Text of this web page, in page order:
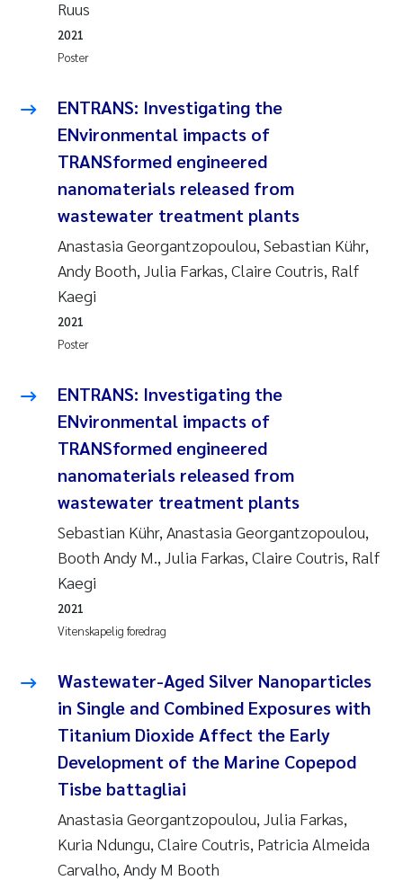
Ruus
Poster
2021
ENTRANS: Investigating the
ENvironmental impacts of
TRANSformed engineered
nanomaterials released from
wastewater treatment plants
Anastasia Georgantzopoulou, Sebastian Kühr,
Andy Booth, Julia Farkas, Claire Coutris, Ralf
Kaegi
Poster
2021
ENTRANS: Investigating the
ENvironmental impacts of
TRANSformed engineered
nanomaterials released from
wastewater treatment plants
Sebastian Kühr, Anastasia Georgantzopoulou,
Booth Andy M., Julia Farkas, Claire Coutris, Ralf
Kaegi
Vitenskapelig foredrag
2021
Wastewater-Aged Silver Nanoparticles
in Single and Combined Exposures with
Titanium Dioxide Affect the Early
Development of the Marine Copepod
Tisbe battagliai
Anastasia Georgantzopoulou, Julia Farkas,
Kuria Ndungu, Claire Coutris, Patricia Almeida
Carvalho, Andy M Booth